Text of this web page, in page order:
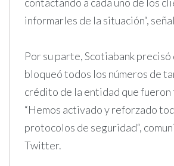
informarles de la situación“,
Por su parte, Scotiabank
bloqueó todos los números de
crédito de la entidad que
“Hemos activado y reforzado
protocolos de seguridad“,
Twitter.